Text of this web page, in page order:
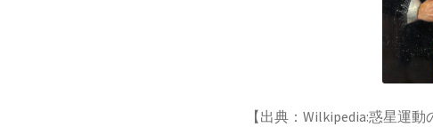
E・O・ローレン
【サイクロトロンを発明し人
【出典：Wilkipedia:惑星運